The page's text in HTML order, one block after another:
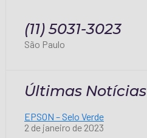
(11) 5031-3023
São Paulo
Últimas Notícias
EPSON – Selo Verde
2 de janeiro de 2023